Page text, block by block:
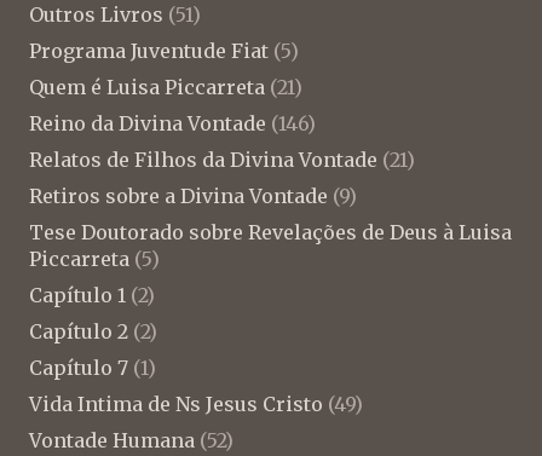
Outros Livros (51)
Programa Juventude Fiat (5)
Quem é Luisa Piccarreta (21)
Reino da Divina Vontade (146)
Relatos de Filhos da Divina Vontade (21)
Retiros sobre a Divina Vontade (9)
Tese Doutorado sobre Revelações de Deus à Luisa
Piccarreta (5)
Capítulo 1 (2)
Capítulo 2 (2)
Capítulo 7 (1)
Vida Intima de Ns Jesus Cristo (49)
Vontade Humana (52)